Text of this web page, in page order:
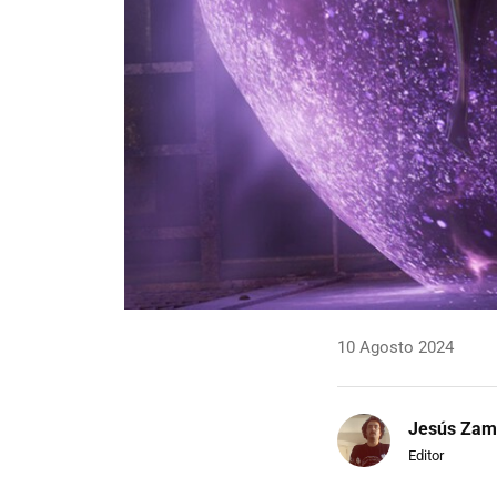
10 Agosto 2024
Jesús
Editor